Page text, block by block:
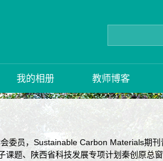
我的相册 教师博客
委员，Sustainable Carbon Materials期
题、陕西省科技发展专项计划秦创原总